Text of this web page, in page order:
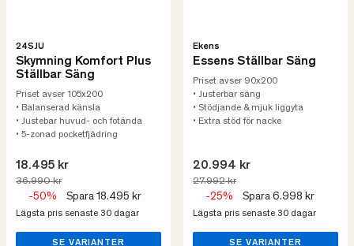
24SJU
Skymning Komfort Plus
Ställbar Säng
Priset avser 105x200
• Balanserad känsla
• Justebar huvud- och fotända
• 5-zonad pocketfjädring
18.495 kr
36.990 kr
-50% Spara 18.495 kr
Lägsta pris senaste 30 dagar
SE VARIANTER
Ekens
Essens Ställbar Säng
Priset avser 90x200
• Justerbar säng
• Stödjande & mjuk liggyta
• Extra stöd för nacke
20.994 kr
27.992 kr
-25% Spara 6.998 kr
Lägsta pris senaste 30 dagar
SE VARIANTER